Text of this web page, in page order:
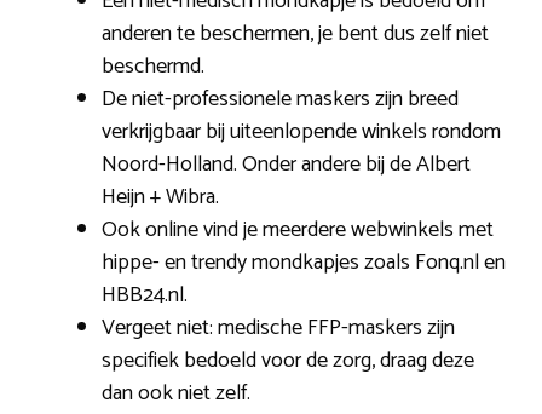
anderen te beschermen, je bent dus zelf niet
beschermd.
De niet-professionele maskers zijn breed
verkrijgbaar bij uiteenlopende winkels rondom
Noord-Holland. Onder andere bij de Albert
Heijn + Wibra.
Ook online vind je meerdere webwinkels met
hippe- en trendy mondkapjes zoals Fonq.nl en
HBB24.nl.
Vergeet niet: medische FFP-maskers zijn
specifiek bedoeld voor de zorg, draag deze
dan ook niet zelf.